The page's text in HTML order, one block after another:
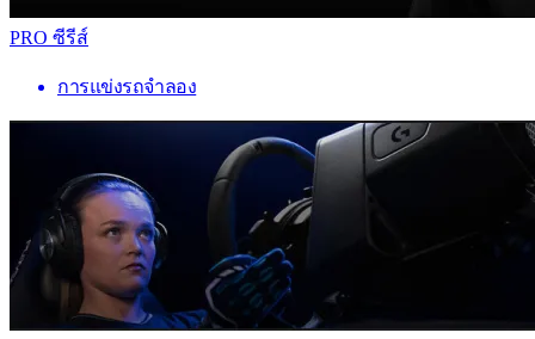
PRO ซีรีส์
การแข่งรถจำลอง